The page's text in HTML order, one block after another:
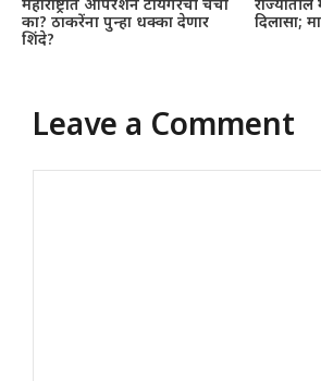
महाराष्ट्रात ऑपरेशन टायगरची चर्चा
का? ठाकरेंना पुन्हा धक्का देणार
शिंदे?
राज्यातील
दिलासा;
Leave a Comment